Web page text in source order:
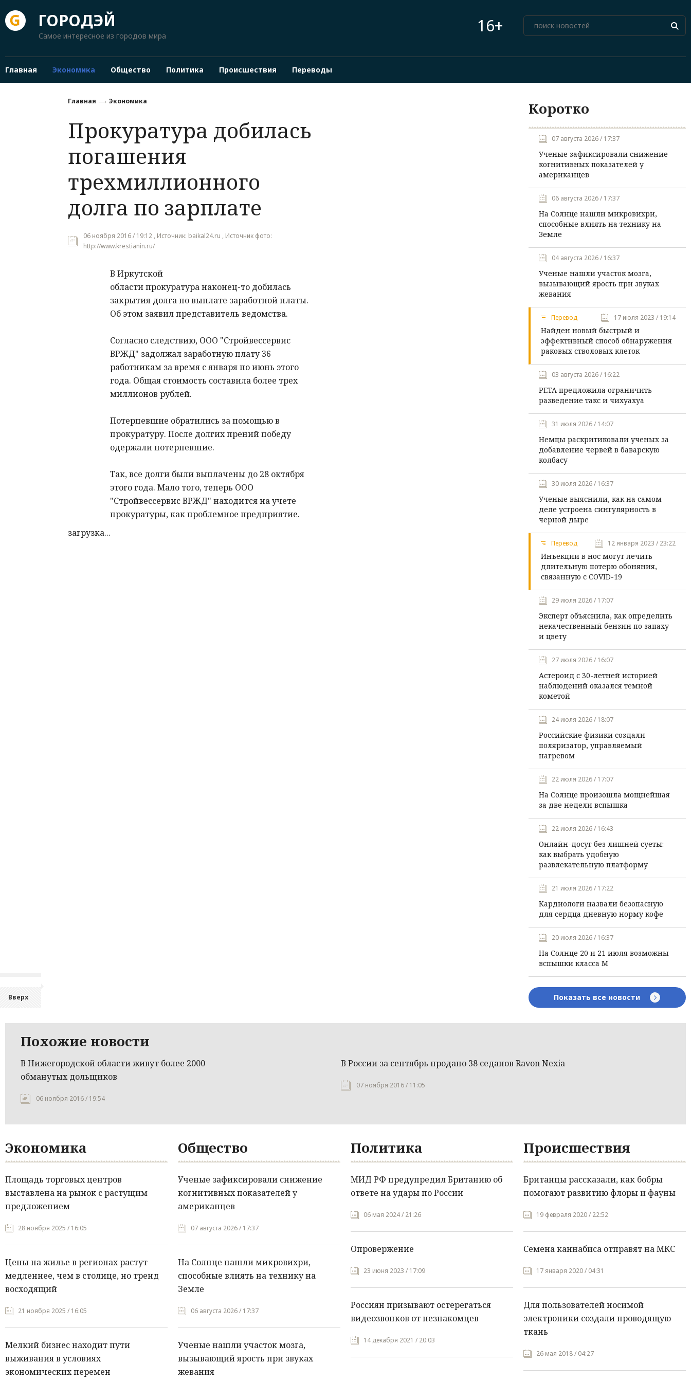
ГОРОДЭЙ
Самое интересное из городов мира 16+
Главная Экономика Общество Политика Происшествия Переводы
Вверх
Главная Экономика
Прокуратура добилась
погашения
трехмиллионного
долга по зарплате
06 ноября 2016 / 19:12 , Источник: baikal24.ru , Источник фото:
http://www.krestianin.ru/
В Иркутской
области прокуратура наконец-то добилась
закрытия долга по выплате заработной платы.
Об этом заявил представитель ведомства.
Согласно следствию, ООО "Стройвессервис
ВРЖД" задолжал заработную плату 36
работникам за время с января по июнь этого
года. Общая стоимость составила более трех
миллионов рублей.
Потерпевшие обратились за помощью в
прокуратуру. После долгих прений победу
одержали потерпевшие.
Так, все долги были выплачены до 28 октября
этого года. Мало того, теперь ООО
"Стройвессервис ВРЖД" находится на учете
прокуратуры, как проблемное предприятие.
загрузка...
Коротко
07 августа 2026 / 17:37
Ученые зафиксировали снижение
когнитивных показателей у
американцев
06 августа 2026 / 17:37
На Солнце нашли микровихри,
способные влиять на технику на
Земле
04 августа 2026 / 16:37
Ученые нашли участок мозга,
вызывающий ярость при звуках
жевания
Перевод 17 июля 2023 / 19:14
Найден новый быстрый и
эффективный способ обнаружения
раковых стволовых клеток
03 августа 2026 / 16:22
PETA предложила ограничить
разведение такс и чихуахуа
31 июля 2026 / 14:07
Немцы раскритиковали ученых за
добавление червей в баварскую
колбасу
30 июля 2026 / 16:37
Ученые выяснили, как на самом
деле устроена сингулярность в
черной дыре
Перевод 12 января 2023 / 23:22
Инъекции в нос могут лечить
длительную потерю обоняния,
связанную с COVID-19
29 июля 2026 / 17:07
Эксперт объяснила, как определить
некачественный бензин по запаху
и цвету
27 июля 2026 / 16:07
Астероид с 30-летней историей
наблюдений оказался темной
кометой
24 июля 2026 / 18:07
Российские физики создали
поляризатор, управляемый
нагревом
22 июля 2026 / 17:07
На Солнце произошла мощнейшая
за две недели вспышка
22 июля 2026 / 16:43
Онлайн-досуг без лишней суеты:
как выбрать удобную
развлекательную платформу
21 июля 2026 / 17:22
Кардиологи назвали безопасную
для сердца дневную норму кофе
20 июля 2026 / 16:37
На Солнце 20 и 21 июля возможны
вспышки класса М
Показать все новости
Похожие новости
В Нижегородской области живут более 2000
обманутых дольщиков
06 ноября 2016 / 19:54
В России за сентябрь продано 38 седанов Ravon Nexia
07 ноября 2016 / 11:05
Экономика
Площадь торговых центров
выставлена на рынок с растущим
предложением
28 ноября 2025 / 16:05
Цены на жилье в регионах растут
медленнее, чем в столице, но тренд
восходящий
21 ноября 2025 / 16:05
Мелкий бизнес находит пути
выживания в условиях
экономических перемен
Общество
Ученые зафиксировали снижение
когнитивных показателей у
американцев
07 августа 2026 / 17:37
На Солнце нашли микровихри,
способные влиять на технику на
Земле
06 августа 2026 / 17:37
Ученые нашли участок мозга,
вызывающий ярость при звуках
жевания
Политика
МИД РФ предупредил Британию об
ответе на удары по России
06 мая 2024 / 21:26
Опровержение
23 июня 2023 / 17:09
Россиян призывают остерегаться
видеозвонков от незнакомцев
14 декабря 2021 / 20:03
Происшествия
Британцы рассказали, как бобры
помогают развитию флоры и фауны
19 февраля 2020 / 22:52
Семена каннабиса отправят на МКС
17 января 2020 / 04:31
Для пользователей носимой
электроники создали проводящую
ткань
26 мая 2018 / 04:27